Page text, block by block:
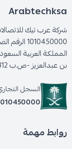
Arabtechksa
شركة عرب تيك
المملكة العربية
بن عبدالعزيز -ص.ب 12812
السجل
روابط مهمة